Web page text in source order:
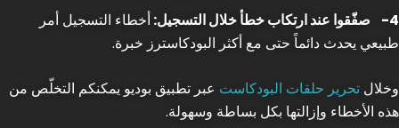
4- صفّقوا عند ارتكاب خطأ خلال التسجيل:أخطاء التسجيل أمر
طبيعي يحدث دائماً حتى مع أكثر البودكاسترز خبرة.
وخلال تحرير حلقات البودكاست عبر تطبيق بوديو يمكنكم التخلّص من
هذه الأخطاء وإزالتها بكل بساطة وسهولة.